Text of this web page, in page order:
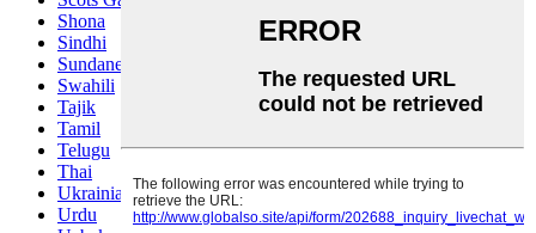
Shona
Sindhi
Sundanese
Swahili
Tajik
Tamil
Telugu
Thai
Ukrainian
Urdu